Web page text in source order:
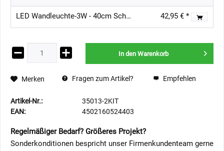
LED Wandleuchte-3W - 40cm Schwanenhals - DIMMBAR mit trafo 42,95 € *
In den Warenkorb
Merken Fragen zum Artikel? Empfehlen
Artikel-Nr.:
35013-2KIT
EAN:
4502160524403
Regelmäßiger Bedarf? Größeres Projekt?
Sonderkonditionen bespricht unser Firmenkundenteam gerne